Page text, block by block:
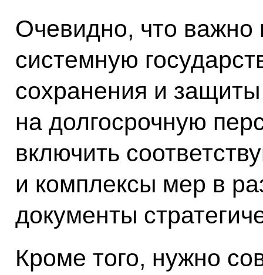
Очевидно, что важно
системную
сохранения и
на долгосрочную
включить
и комплексы мер в
документы
Кроме того, нужно